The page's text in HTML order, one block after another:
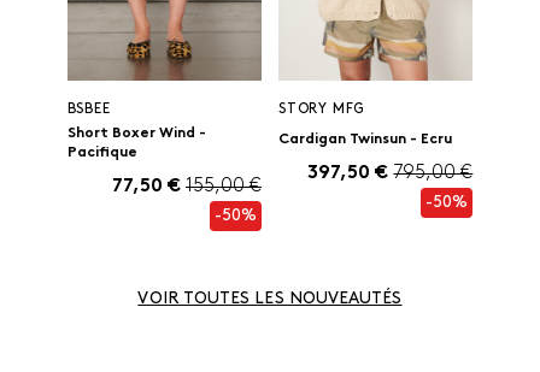
BSBEE
Short Boxer Wind -
Pacifique
77,50 € 155,00 €
-50%
STORY MFG
Cardigan Twinsun - Ecru
397,50 € 795,00 €
-50%
VOIR TOUTES LES NOUVEAUTÉS